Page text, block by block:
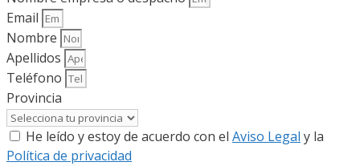
Email
Nombre
Apellidos
Teléfono
Provincia
He leído y estoy de acuerdo con el Aviso Legal y la
Política de privacidad